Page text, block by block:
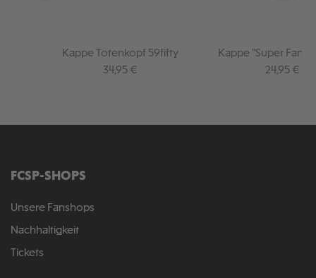
Kappe Totenkopf 59fifty
Regulärer Preis:
34,95 €
Kappe "Super Fan"
Regulärer
24,95 €
FCSP-SHOPS
Unsere Fanshops
Nachhaltigkeit
Tickets